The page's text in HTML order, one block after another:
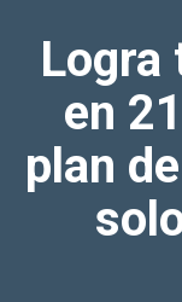
Logra
en
plan